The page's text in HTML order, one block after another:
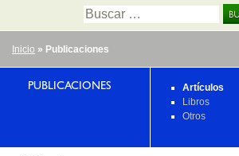
contenido
Buscar:
Inicio » Publicaciones
PUBLICACIONES
Artículos
Libros
Otros